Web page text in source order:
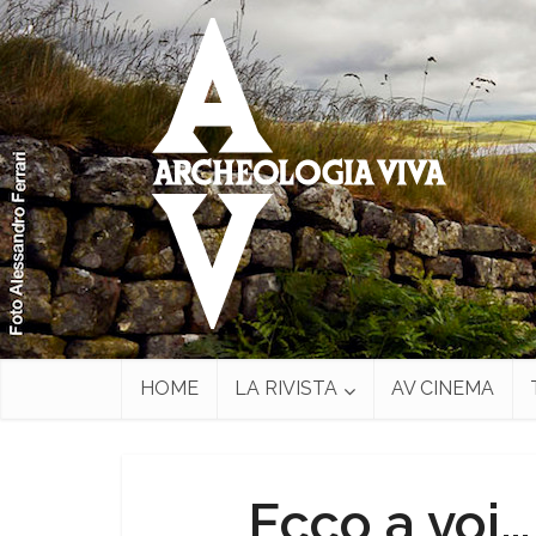
HOME LA RIVISTA AV CINEMA